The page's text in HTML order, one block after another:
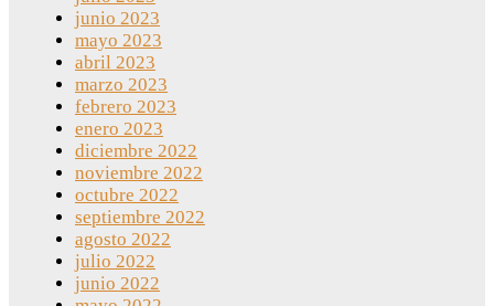
junio 2023
mayo 2023
abril 2023
marzo 2023
febrero 2023
enero 2023
diciembre 2022
noviembre 2022
octubre 2022
septiembre 2022
agosto 2022
julio 2022
junio 2022